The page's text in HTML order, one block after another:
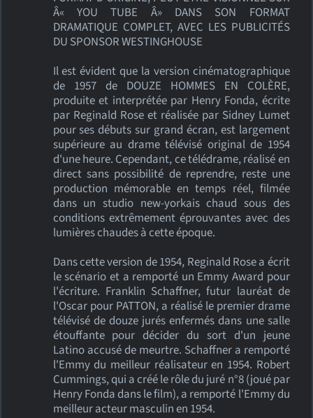
Â« YOU TUBE Â» DANS SON FORMAT
DRAMATIQUE COMPLET, AVEC LES PUBLICITÉS
DU SPONSOR WESTINGHOUSE
Il est évident que la version cinématographique
de 1957 de DOUZE HOMMES EN COLÈRE,
produite et interprétée par Henry Fonda, écrite
par Reginald Rose et réalisée par Sidney Lumet
pour ses débuts sur grand écran, est largement
supérieure au drame télévisé original de 1954
d'une heure. Cependant, ce télédrame, réalisé en
direct sans possibilité de reprendre, reste une
production mémorable en temps réel, filmée
dans un studio new-yorkais chaud sous des
conditions extrêmement éprouvantes avec des
lumières chaudes à cette époque.
Dans cette version de 1954, Reginald Rose a écrit
le scénario et a remporté un Emmy Award pour
l'écriture. Franklin Schaffner, futur lauréat de
l'Oscar pour PATTON, a réalisé le premier drame
télévisé de douze jurés enfermés dans une salle
étouffante pour décider du sort d'un jeune
Latino accusé de meurtre. Schaffner a remporté
l'Emmy du meilleur réalisateur en 1954. Robert
Cummings, qui a créé le rôle du juré n°8 (joué par
Henry Fonda dans le film), a remporté l'Emmy du
meilleur acteur masculin en 1954.